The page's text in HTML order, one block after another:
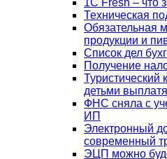
Техническая
Обязательная
продукции и
Список дел
Получение
Туристический
детьми
ФНС сняла с
ИП
Электронный
современный
ЭЦП можно